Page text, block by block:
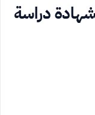
دراسة